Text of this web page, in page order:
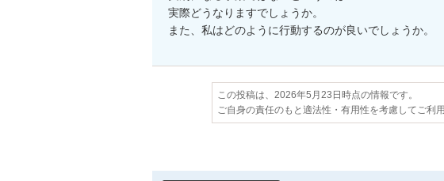
実際どうなりますでしょうか。
また、私はどのように行動するのが良いでしょうか。
この投稿は、2026年5月23日時点の情報です。
ご自身の責任のもと適法性・有用性を考慮してご利